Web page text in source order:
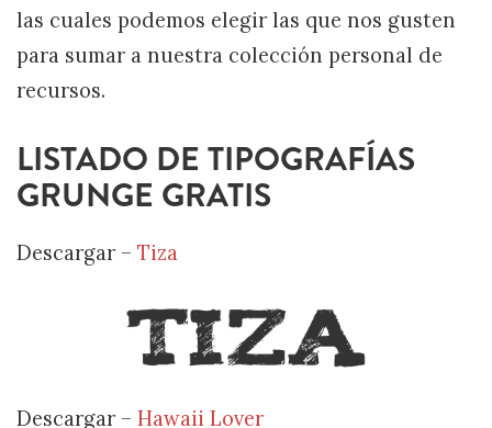
las cuales podemos elegir las que nos gusten
para sumar a nuestra colección personal de
recursos.
LISTADO DE TIPOGRAFÍAS
GRUNGE GRATIS
Descargar – Tiza
Descargar – Hawaii Lover